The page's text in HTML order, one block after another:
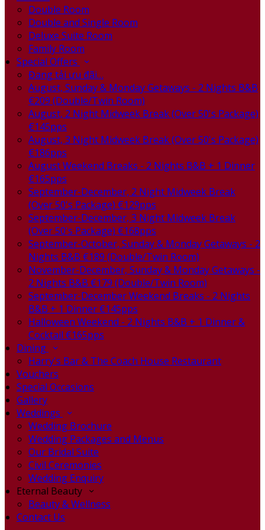
Double Room
Double and Single Room
Deluxe Suite Room
Family Room
Special Offers
Đang tải ưu đãi…
August, Sunday & Monday Getaways - 2 Nights B&B
€209 (Double/Twin Room)
August, 2 Night Midweek Break (Over 50's Package)
€145pps
August, 3 Night Midweek Break (Over 50's Package)
€186pps
August Weekend Breaks - 2 Nights B&B + 1 Dinner
€165pps
September-December, 2 Night Midweek Break
(Over 50's Package) €129pps
September-December, 3 Night Midweek Break
(Over 50's Package) €168pps
September-October, Sunday & Monday Getaways - 2
Nights B&B €189 (Double/Twin Room)
November-December, Sunday & Monday Getaways -
2 Nights B&B €179 (Double/Twin Room)
September-December Weekend Breaks - 2 Nights
B&B + 1 Dinner €145pps
Halloween Weekend - 2 Nights B&B + 1 Dinner &
Cocktail €165pps
Dining
Harry's Bar & The Coach House Restaurant
Vouchers
Special Occasions
Gallery
Weddings
Wedding Brochure
Wedding Packages and Menus
Our Bridal Suite
Civil Ceremonies
Wedding Enquiry
Eternal Beauty
Beauty & Wellness
Contact Us